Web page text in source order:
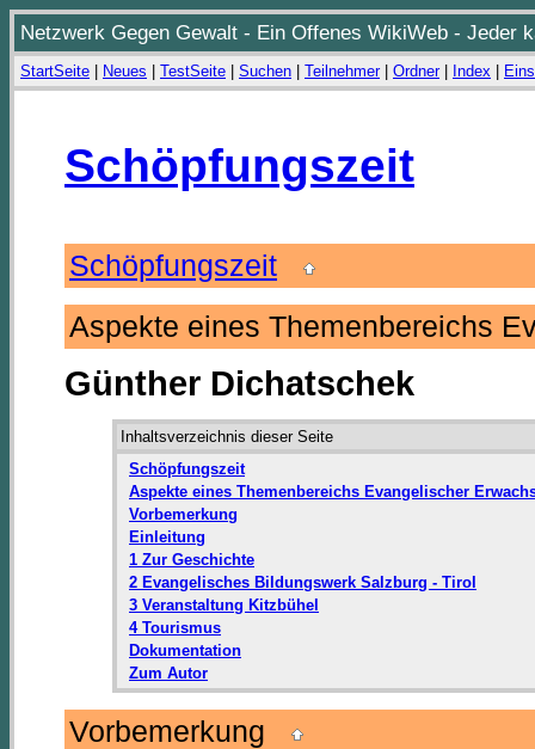
Netzwerk Gegen Gewalt - Ein Offenes WikiWeb - Jeder
StartSeite Neues TestSeite Suchen Teilnehmer| Ordner| Index
Schöpfungszeit
Schöpfungszeit
Aspekte eines Themenbereichs
Günther Dichatschek
Inhaltsverzeichnis dieser Seite
Schöpfungszeit
Aspekte eines Themenbereichs Evangelischer
Vorbemerkung
Einleitung
1 Zur Geschichte
2 Evangelisches Bildungswerk Salzburg - Tirol
3 Veranstaltung Kitzbühel
4 Tourismus
Dokumentation
Zum Autor
Vorbemerkung